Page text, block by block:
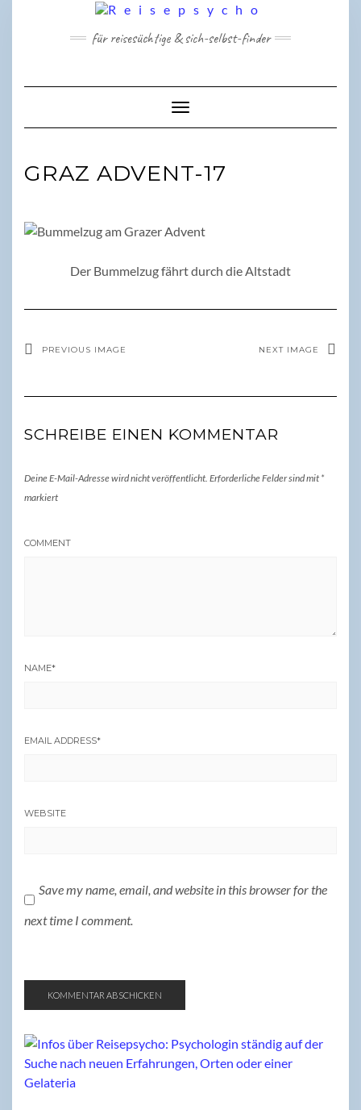
für reisesüchtige & sich-selbst-finder
Toggle Navigation
GRAZ ADVENT-17
Der Bummelzug fährt durch die Altstadt
PREVIOUS IMAGE NEXT IMAGE
SCHREIBE EINEN KOMMENTAR
Deine E-Mail-Adresse wird nicht veröffentlicht. Erforderliche Felder sind mit *
markiert
COMMENT
NAME*
EMAIL ADDRESS*
WEBSITE
Save my name, email, and website in this browser for the
next time I comment.